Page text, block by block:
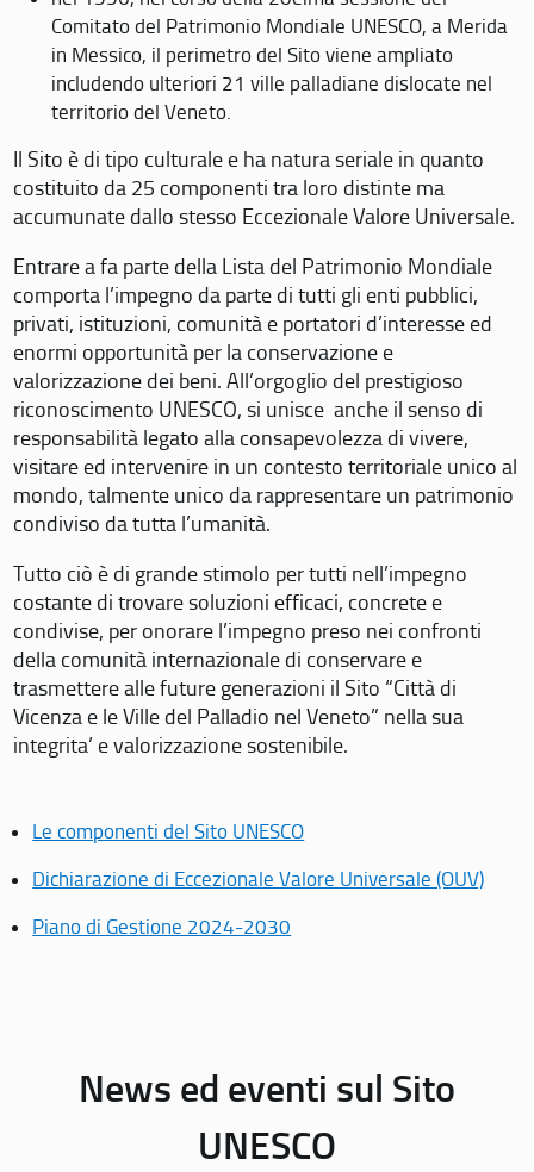
Comitato del Patrimonio Mondiale UNESCO, a Merida
in Messico, il perimetro del Sito viene ampliato
includendo ulteriori 21 ville palladiane dislocate nel
territorio del Veneto.
Il Sito è di tipo culturale e ha natura seriale in quanto
costituito da 25 componenti tra loro distinte ma
accumunate dallo stesso Eccezionale Valore Universale.
Entrare a fa parte della Lista del Patrimonio Mondiale
comporta l’impegno da parte di tutti gli enti pubblici,
privati, istituzioni, comunità e portatori d’interesse ed
enormi opportunità per la conservazione e
valorizzazione dei beni. All’orgoglio del prestigioso
riconoscimento UNESCO, si unisce anche il senso di
responsabilità legato alla consapevolezza di vivere,
visitare ed intervenire in un contesto territoriale unico al
mondo, talmente unico da rappresentare un patrimonio
condiviso da tutta l’umanità.
Tutto ciò è di grande stimolo per tutti nell’impegno
costante di trovare soluzioni efficaci, concrete e
condivise, per onorare l’impegno preso nei confronti
della comunità internazionale di conservare e
trasmettere alle future generazioni il Sito “Città di
Vicenza e le Ville del Palladio nel Veneto” nella sua
integrita’ e valorizzazione sostenibile.
Le componenti del Sito UNESCO
Dichiarazione di Eccezionale Valore Universale (OUV)
Piano di Gestione 2024-2030
News ed eventi sul Sito
UNESCO